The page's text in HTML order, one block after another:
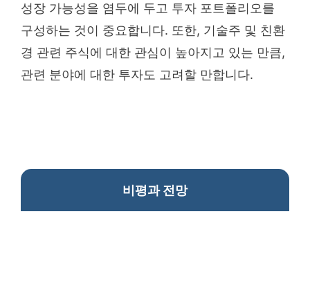
성장 가능성을 염두에 두고 투자 포트폴리오를
구성하는 것이 중요합니다. 또한, 기술주 및 친환
경 관련 주식에 대한 관심이 높아지고 있는 만큼,
관련 분야에 대한 투자도 고려할 만합니다.
비평과 전망